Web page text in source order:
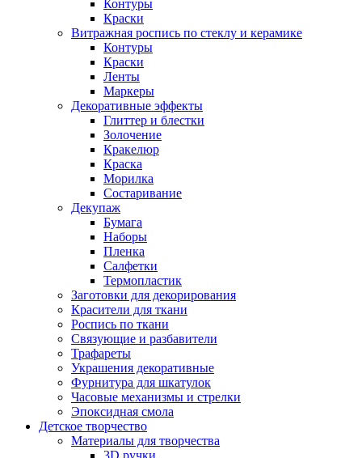
Контуры
Краски
Витражная роспись по стеклу и керамике
Контуры
Краски
Ленты
Маркеры
Декоративные эффекты
Глиттер и блестки
Золочение
Кракелюр
Краска
Морилка
Состаривание
Декупаж
Бумага
Наборы
Пленка
Салфетки
Термопластик
Заготовки для декорирования
Красители для ткани
Роспись по ткани
Связующие и разбавители
Трафареты
Украшения декоративные
Фурнитура для шкатулок
Часовые механизмы и стрелки
Эпоксидная смола
Детское творчество
Материалы для творчества
3D ручки